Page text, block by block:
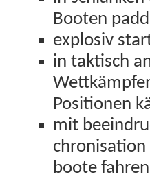
Booten
explo­siv
in tak­tisch
Posi­tio­nen
mit
boote fahren